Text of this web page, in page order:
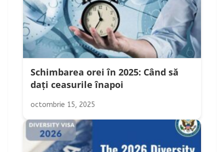
Schimbarea orei în 2025: Când să
dați ceasurile înapoi
octombrie 15, 2025